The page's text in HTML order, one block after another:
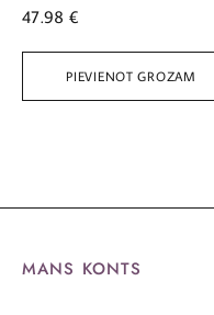
PIEVIENOT GROZAM
47.98 €
MANS KONTS